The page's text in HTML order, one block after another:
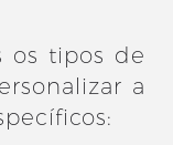
os tipos de
a